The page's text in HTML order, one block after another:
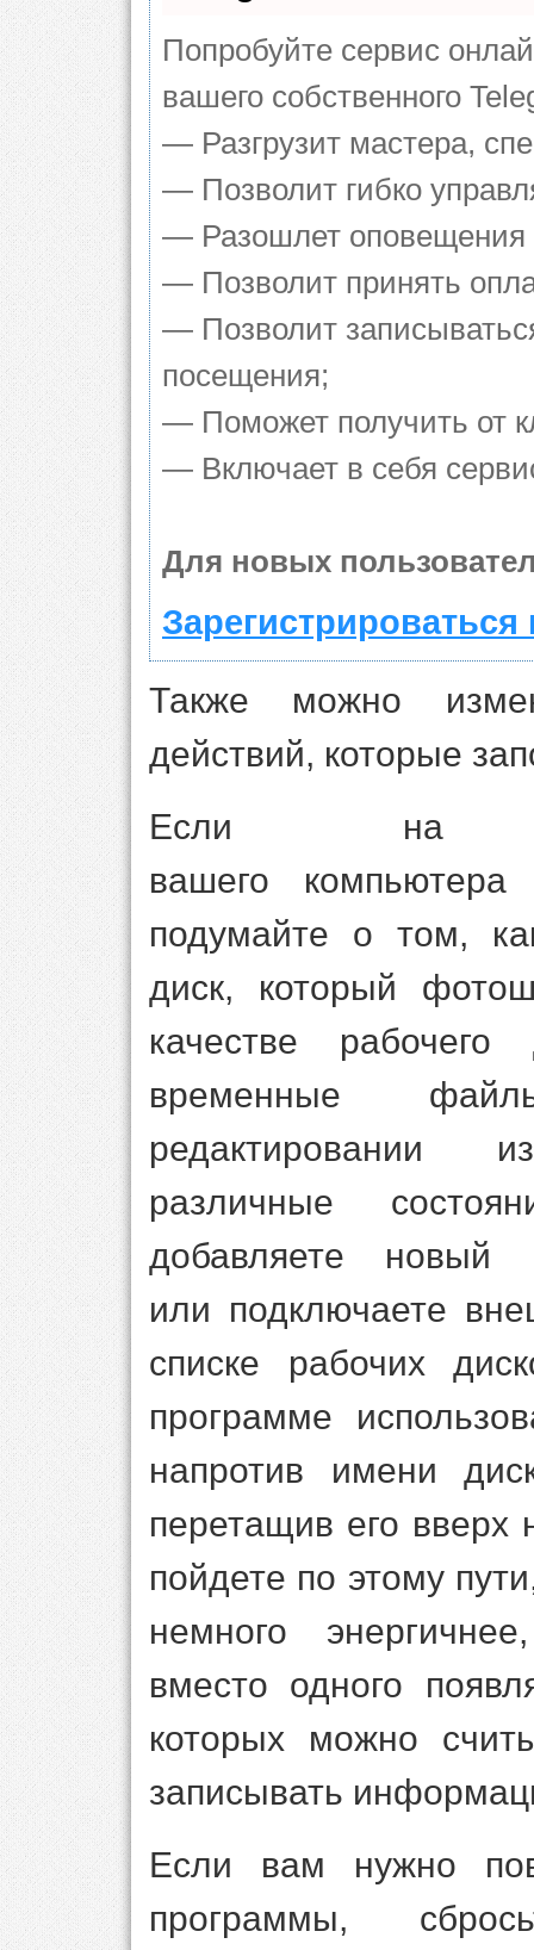
Попробуйте сервис
вашего собственного
— Разгрузит мастера,
— Позволит гибко
— Разошлет оповещения
— Позволит принять
— Позволит
посещения;
— Поможет получить от
— Включает в себя
Для новых
Зарегистрироваться
Также можно
действий, которые
Если на
вашего компьютера
подумайте о том,
диск, который
качестве
временные
редактировании
различные
добавляете новый
или подключаете
списке рабочих
программе
напротив имени
перетащив его
пойдете по этому
немного
вместо одного
которых можно
записывать
Если вам нужно
программы,